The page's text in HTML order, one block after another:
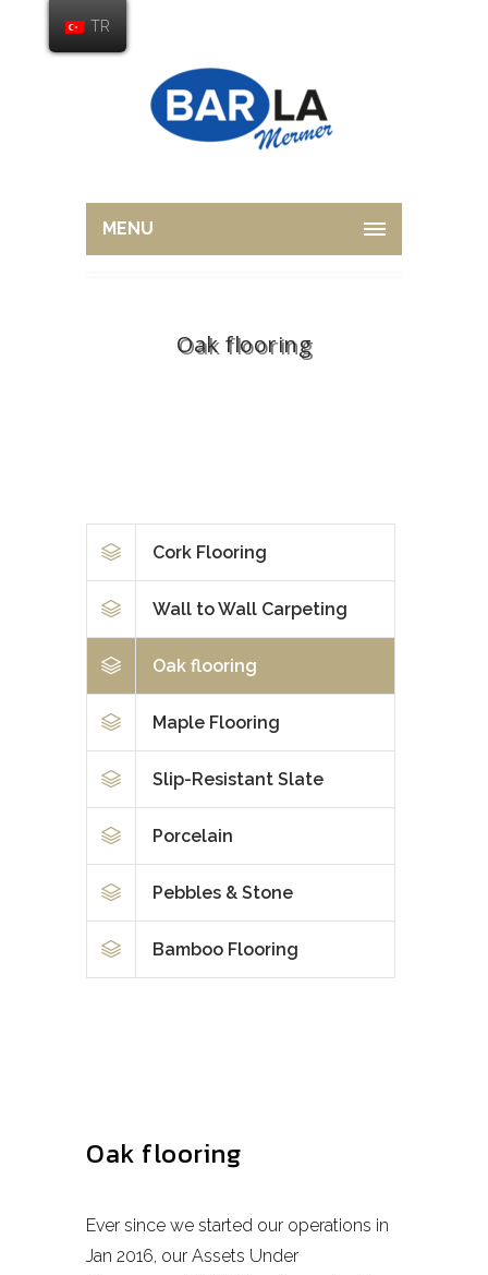
MENU
Oak flooring
Cork Flooring
Wall to Wall Carpeting
Oak flooring
Maple Flooring
Slip-Resistant Slate
Porcelain
Pebbles & Stone
Bamboo Flooring
Oak flooring
Ever since we started our operations in
Jan 2016, our Assets Under
TR